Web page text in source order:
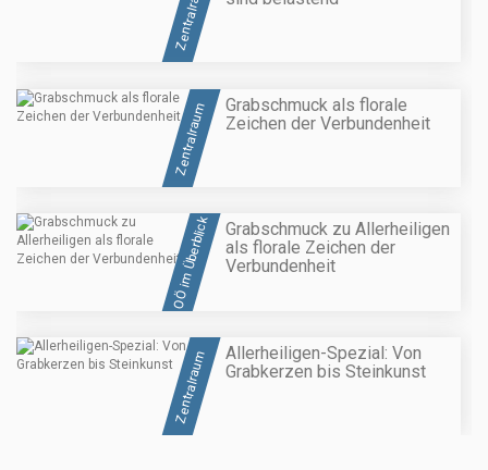
Zentralraum
Grabschmuck als florale
Zeichen der Verbundenheit
OÖ im Überblick
Grabschmuck zu Allerheiligen
als florale Zeichen der
Verbundenheit
Zentralraum
Allerheiligen-Spezial: Von
Grabkerzen bis Steinkunst